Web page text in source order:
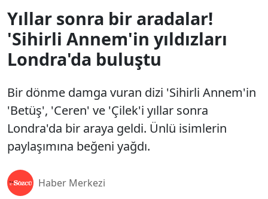
Yıllar sonra bir aradalar!
'Sihirli Annem'in yıldızları
Londra'da buluştu
Bir dönme damga vuran dizi 'Sihirli Annem'in
'Betüş', 'Ceren' ve 'Çilek'i yıllar sonra
Londra'da bir araya geldi. Ünlü isimlerin
paylaşımına beğeni yağdı.
Haber Merkezi